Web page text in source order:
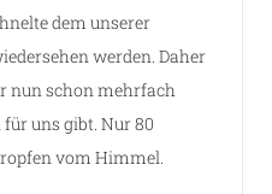
dem unserer
werden. Daher
nun schon mehrfach
uns gibt. Nur 80
vom Himmel.